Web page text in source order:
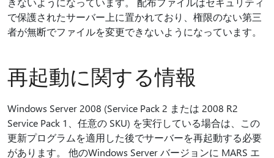
で保護されたサーバー上に置かれており、権限のない第三
者が無断でファイルを変更できないようになっています。
再起動に関する情報
Windows Server 2008 (Service Pack 2 または 2008 R2
Service Pack 1、任意の SKU) を実行している場合は、この
更新プログラムを適用した後でサーバーを再起動する必要
があります。 他のWindows Server バージョンに MARS エ